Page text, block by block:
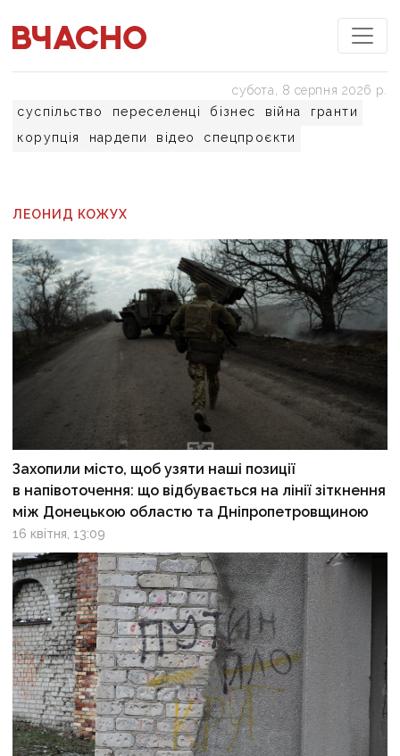
суспільство переселенці бізнес війна
гранти
корупція
нардепи відео спецпроєкти
субота, 8 серпня 2026 р.
ЛЕОНИД КОЖУХ
Захопили місто, щоб узяти наші позиції
в напівоточення: що відбувається на лінії зіткнення
між Донецькою областю та Дніпропетровщиною
16 квітня, 13:09